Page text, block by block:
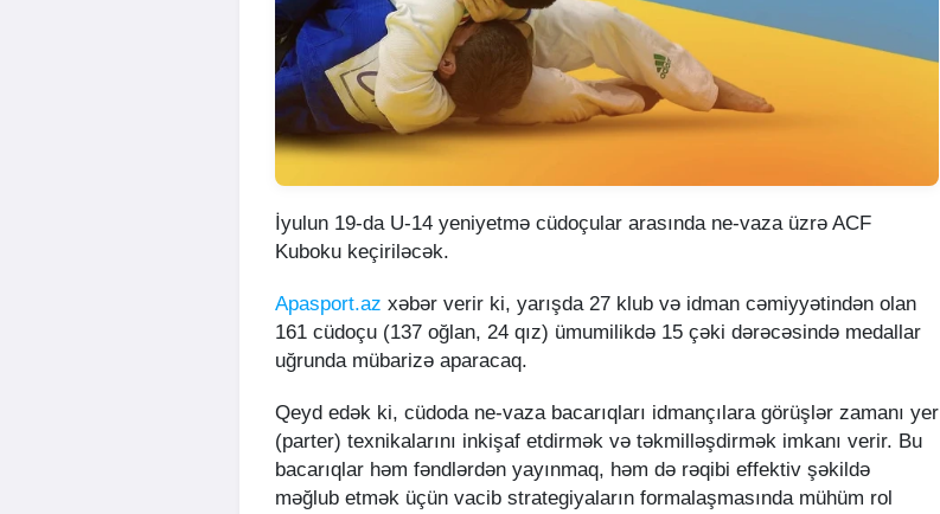
İyulun 19-da U-14 yeniyetmə cüdoçular arasında ne-vaza üzrə ACF
Kuboku keçiriləcək.
Apasport.az xəbər verir ki, yarışda 27 klub və idman cəmiyyətindən olan
161 cüdoçu (137 oğlan, 24 qız) ümumilikdə 15 çəki dərəcəsində medallar
uğrunda mübarizə aparacaq.
Qeyd edək ki, cüdoda ne-vaza bacarıqları idmançılara görüşlər zamanı yer
(parter) texnikalarını inkişaf etdirmək və təkmilləşdirmək imkanı verir. Bu
bacarıqlar həm fəndlərdən yayınmaq, həm də rəqibi effektiv şəkildə
məğlub etmək üçün vacib strategiyaların formalaşmasında mühüm rol